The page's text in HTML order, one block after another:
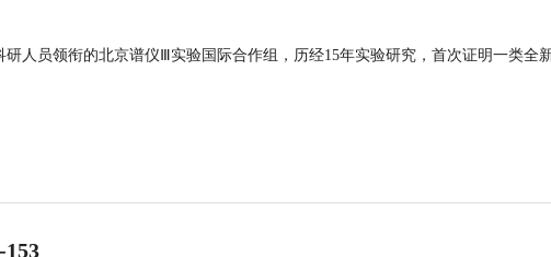
人员领衔的北京谱仪Ⅲ实验国际合作组，历经15年实验研究，首次证明一类全